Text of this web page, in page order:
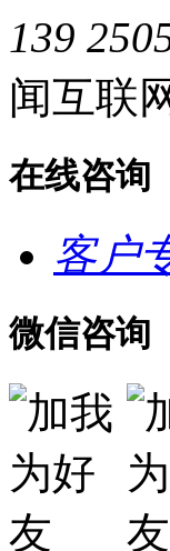
139
闻互联
在线咨询
客户
微信咨询